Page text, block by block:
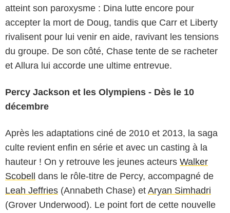
atteint son paroxysme : Dina lutte encore pour
accepter la mort de Doug, tandis que Carr et Liberty
rivalisent pour lui venir en aide, ravivant les tensions
du groupe. De son côté, Chase tente de se racheter
et Allura lui accorde une ultime entrevue.
Percy Jackson et les Olympiens - Dès le 10
décembre
Après les adaptations ciné de 2010 et 2013, la saga
culte revient enfin en série et avec un casting à la
hauteur ! On y retrouve les jeunes acteurs Walker
Scobell dans le rôle-titre de Percy, accompagné de
Leah Jeffries (Annabeth Chase) et Aryan Simhadri
(Grover Underwood). Le point fort de cette nouvelle